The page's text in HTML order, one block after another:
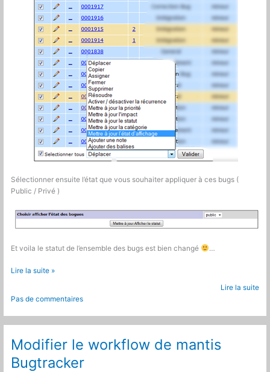
Sélectionner ensuite l’état que vous souhaiter appliquer à ces bugs (
Public / Privé )
Et voila le statut de l’ensemble des bugs est bien changé …
Mantis
Changer
rapidement
l’état
de
bugs
Lire la suite »
Lire la suite
Pas de commentaires
Modifier le workflow de mantis
Bugtracker